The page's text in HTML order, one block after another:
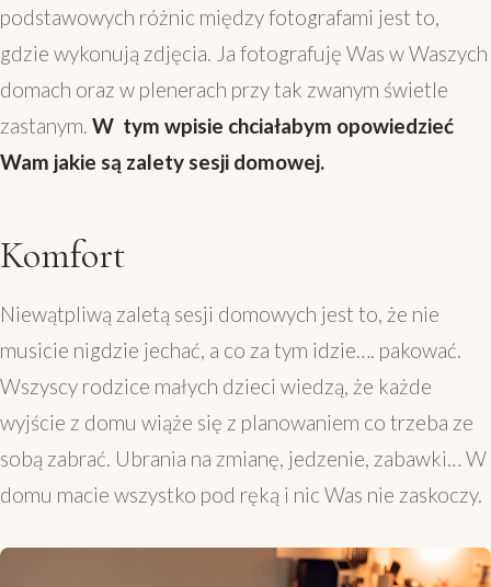
podstawowych różnic między fotografami jest to,
gdzie wykonują zdjęcia. Ja fotografuję Was w Waszych
domach oraz w plenerach przy tak zwanym świetle
zastanym. W tym wpisie chciałabym opowiedzieć
Wam jakie są zalety sesji domowej.
Komfort
Niewątpliwą zaletą sesji domowych jest to, że nie
musicie nigdzie jechać, a co za tym idzie…. pakować.
Wszyscy rodzice małych dzieci wiedzą, że każde
wyjście z domu wiąże się z planowaniem co trzeba ze
sobą zabrać. Ubrania na zmianę, jedzenie, zabawki… W
domu macie wszystko pod ręką i nic Was nie zaskoczy.